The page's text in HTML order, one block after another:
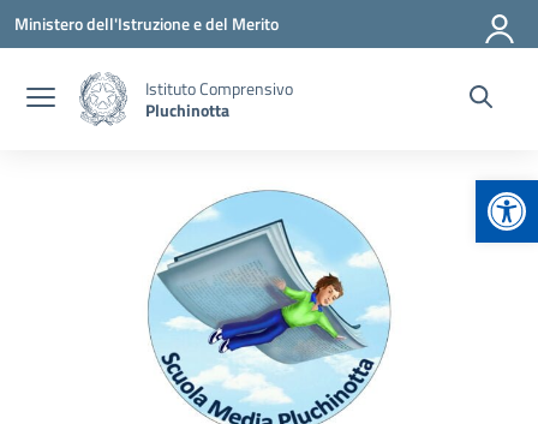
Vai ai contenuti
Vai al menu di navigazione
Vai al footer
Ministero dell'Istruzione e del Merito
Istituto Comprensivo
Pluchinotta